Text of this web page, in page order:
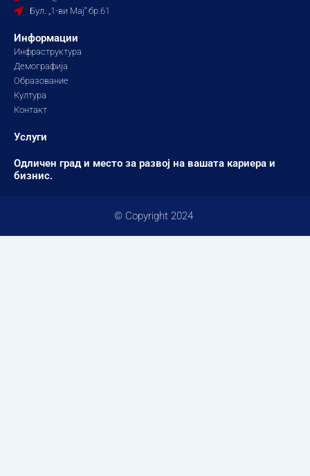
Бул. „1-ви Мај“ бр.61
Информации
Инфраструктура
Демографија
Образование
Култура
Контакт
Услуги
Одличен град и место за развој на вашата кариера и
бизнис.
© Copyright 2024